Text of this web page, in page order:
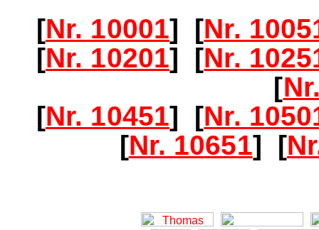
[Nr. 10001] [Nr.
[Nr. 10201] [Nr.
[
[Nr. 10451] [Nr.
[Nr. 10651] [